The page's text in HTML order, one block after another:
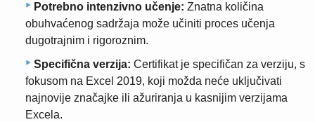
Potrebno intenzivno učenje: Znatna količina
obuhvaćenog sadržaja može učiniti proces učenja
dugotrajnim i rigoroznim.
Specifična verzija: Certifikat je specifičan za verziju, s
fokusom na Excel 2019, koji možda neće uključivati ​​
najnovije značajke ili ažuriranja u kasnijim verzijama
Excela.